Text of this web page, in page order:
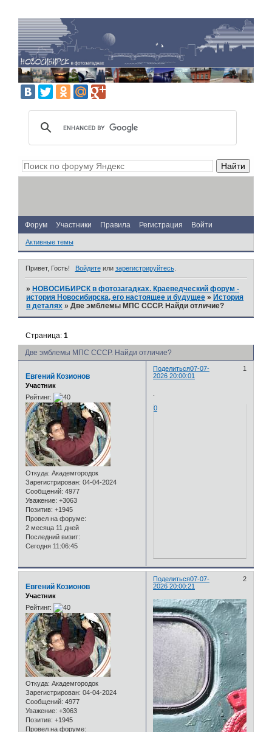
Форум Участники Правила Регистрация Войти
Активные темы
Привет, Гость! Войдитеили зарегистрируйтесь.
» НОВОСИБИРСК в фотозагадках. Краеведческий форум -
история Новосибирска, его настоящее и будущее » История
в деталях »Две эмблемы МПС СССР. Найди отличие?
Две эмблемы МПС СССР. Найди отличие?
Страница:1
Поделиться 1
07-07-
2026 20:00:01
Евгений Козионов
Участник
Рейтинг:
Откуда: Академгородок
Зарегистрирован: 04-04-2024
Сообщений: 4977
Уважение: +3063
Позитив: +1945
Провел на форуме:
2 месяца 11 дней
Последний визит:
Сегодня 11:06:45
0
Поделиться 2
07-07-
2026 20:00:21
Евгений Козионов
Участник
Рейтинг:
Откуда: Академгородок
Зарегистрирован: 04-04-2024
Сообщений: 4977
Уважение: +3063
Позитив: +1945
Провел на форуме: